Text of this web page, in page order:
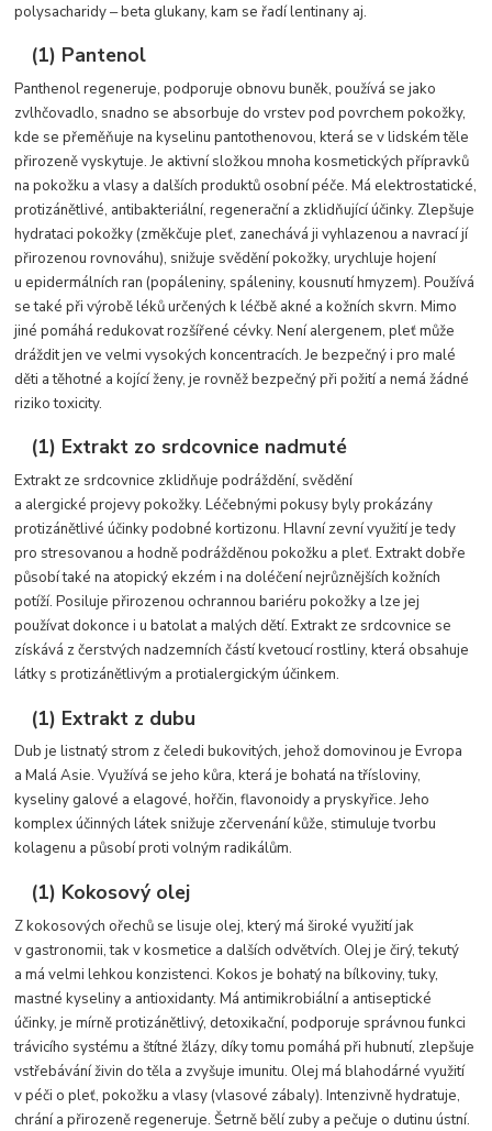
polysacharidy ‒ beta glukany, kam se řadí lentinany aj.
(1) Pantenol
Panthenol regeneruje, podporuje obnovu buněk, používá se jako
zvlhčovadlo, snadno se absorbuje do vrstev pod povrchem pokožky,
kde se přeměňuje na kyselinu pantothenovou, která se v lidském těle
přirozeně vyskytuje. Je aktivní složkou mnoha kosmetických přípravků
na pokožku a vlasy a dalších produktů osobní péče. Má elektrostatické,
protizánětlivé, antibakteriální, regenerační a zklidňující účinky. Zlepšuje
hydrataci pokožky (změkčuje pleť, zanechává ji vyhlazenou a navrací jí
přirozenou rovnováhu), snižuje svědění pokožky, urychluje hojení
u epidermálních ran (popáleniny, spáleniny, kousnutí hmyzem). Používá
se také při výrobě léků určených k léčbě akné a kožních skvrn. Mimo
jiné pomáhá redukovat rozšířené cévky. Není alergenem, pleť může
dráždit jen ve velmi vysokých koncentracích. Je bezpečný i pro malé
děti a těhotné a kojící ženy, je rovněž bezpečný při požití a nemá žádné
riziko toxicity.
(1) Extrakt zo srdcovnice nadmuté
Extrakt ze srdcovnice zklidňuje podráždění, svědění
a alergické projevy pokožky. Léčebnými pokusy byly prokázány
protizánětlivé účinky podobné kortizonu. Hlavní zevní využití je tedy
pro stresovanou a hodně podrážděnou pokožku a pleť. Extrakt dobře
působí také na atopický ekzém i na doléčení nejrůznějších kožních
potíží. Posiluje přirozenou ochrannou bariéru pokožky a lze jej
používat dokonce i u batolat a malých dětí. Extrakt ze srdcovnice se
získává z čerstvých nadzemních částí kvetoucí rostliny, která obsahuje
látky s protizánětlivým a protialergickým účinkem.
(1) Extrakt z dubu
Dub je listnatý strom z čeledi bukovitých, jehož domovinou je Evropa
a Malá Asie. Využívá se jeho kůra, která je bohatá na třísloviny,
kyseliny galové a elagové, hořčin, flavonoidy a pryskyřice. Jeho
komplex účinných látek snižuje zčervenání kůže, stimuluje tvorbu
kolagenu a působí proti volným radikálům.
(1) Kokosový olej
Z kokosových ořechů se lisuje olej, který má široké využití jak
v gastronomii, tak v kosmetice a dalších odvětvích. Olej je čirý, tekutý
a má velmi lehkou konzistenci. Kokos je bohatý na bílkoviny, tuky,
mastné kyseliny a antioxidanty. Má antimikrobiální a antiseptické
účinky, je mírně protizánětlivý, detoxikační, podporuje správnou funkci
trávicího systému a štítné žlázy, díky tomu pomáhá při hubnutí, zlepšuje
vstřebávání živin do těla a zvyšuje imunitu. Olej má blahodárné využití
v péči o pleť, pokožku a vlasy (vlasové zábaly). Intenzivně hydratuje,
chrání a přirozeně regeneruje. Šetrně bělí zuby a pečuje o dutinu ústní.